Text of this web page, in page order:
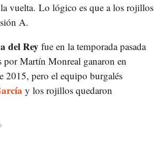
vuelta. Lo lógico es que a los rojillos
A.
del Rey fue en la temporada pasada
Martín Monreal ganaron en
2015, pero el equipo burgalés
y los rojillos quedaron